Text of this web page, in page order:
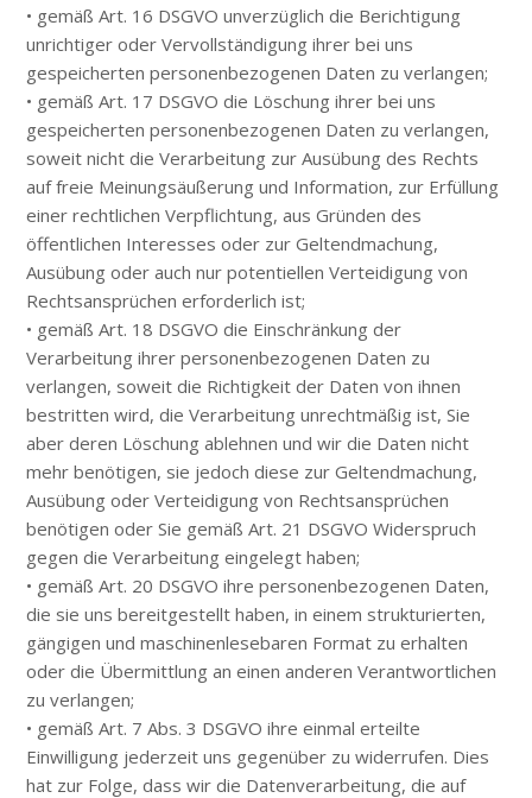
• gemäß Art. 16 DSGVO unverzüglich die Berichtigung
unrichtiger oder Vervollständigung ihrer bei uns
gespeicherten personenbezogenen Daten zu verlangen;
• gemäß Art. 17 DSGVO die Löschung ihrer bei uns
gespeicherten personenbezogenen Daten zu verlangen,
soweit nicht die Verarbeitung zur Ausübung des Rechts
auf freie Meinungsäußerung und Information, zur Erfüllung
einer rechtlichen Verpflichtung, aus Gründen des
öffentlichen Interesses oder zur Geltendmachung,
Ausübung oder auch nur potentiellen Verteidigung von
Rechtsansprüchen erforderlich ist;
• gemäß Art. 18 DSGVO die Einschränkung der
Verarbeitung ihrer personenbezogenen Daten zu
verlangen, soweit die Richtigkeit der Daten von ihnen
bestritten wird, die Verarbeitung unrechtmäßig ist, Sie
aber deren Löschung ablehnen und wir die Daten nicht
mehr benötigen, sie jedoch diese zur Geltendmachung,
Ausübung oder Verteidigung von Rechtsansprüchen
benötigen oder Sie gemäß Art. 21 DSGVO Widerspruch
gegen die Verarbeitung eingelegt haben;
• gemäß Art. 20 DSGVO ihre personenbezogenen Daten,
die sie uns bereitgestellt haben, in einem strukturierten,
gängigen und maschinenlesebaren Format zu erhalten
oder die Übermittlung an einen anderen Verantwortlichen
zu verlangen;
• gemäß Art. 7 Abs. 3 DSGVO ihre einmal erteilte
Einwilligung jederzeit uns gegenüber zu widerrufen. Dies
hat zur Folge, dass wir die Datenverarbeitung, die auf